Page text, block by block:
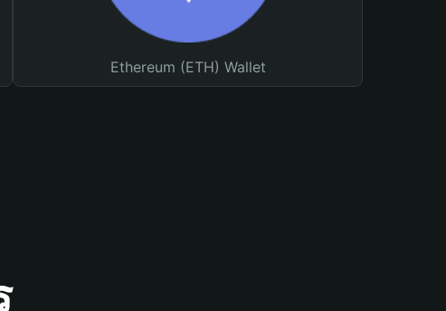
Ethereum (ETH) Wallet